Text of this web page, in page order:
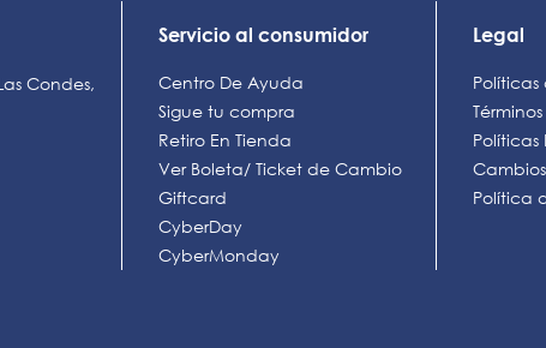
Condes,
Servicio al consumidor
Centro De Ayuda
Sigue tu compra
Retiro En Tienda
Ver Boleta/ Ticket de Cambio
Giftcard
CyberDay
CyberMonday
Legal
Política